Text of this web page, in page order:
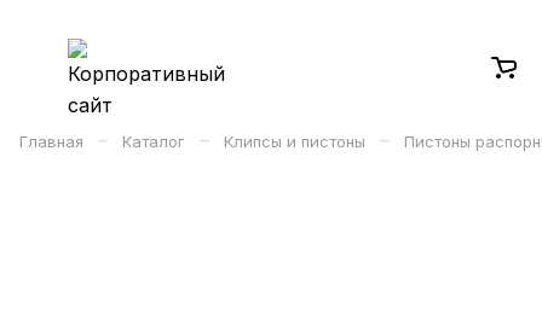
Главная – Каталог – Клипсы и пистоны – Пистоны